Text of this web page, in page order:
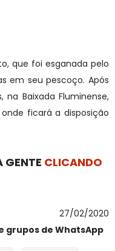
que foi esganada pelo
em seu pescoço. Após
na Baixada Fluminense,
ficará a disposição
GENTE CLICANDO
27/02/2020
grupos de WhatsApp